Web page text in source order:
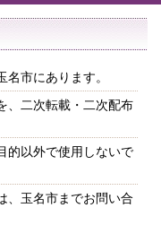
市にあります。
、二次転載・二次配布
的以外で使用しないで
、玉名市までお問い合